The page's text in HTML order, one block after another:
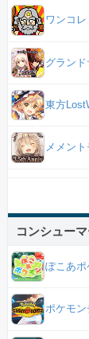
ワンコレ
グラン
東方
メメント
コンシュー
ぽこあポ
ポケモ